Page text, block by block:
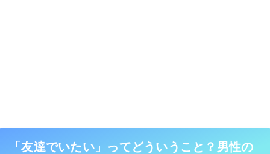
「友達でいたい」ってどういうこと？男性の